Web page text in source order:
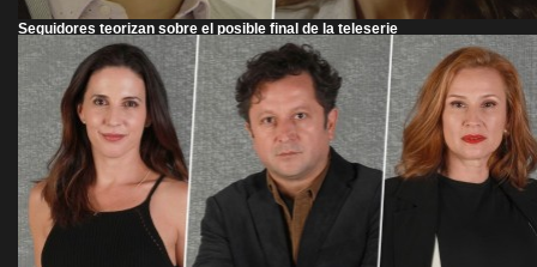
Seguidores teorizan sobre el posible final de la teleserie